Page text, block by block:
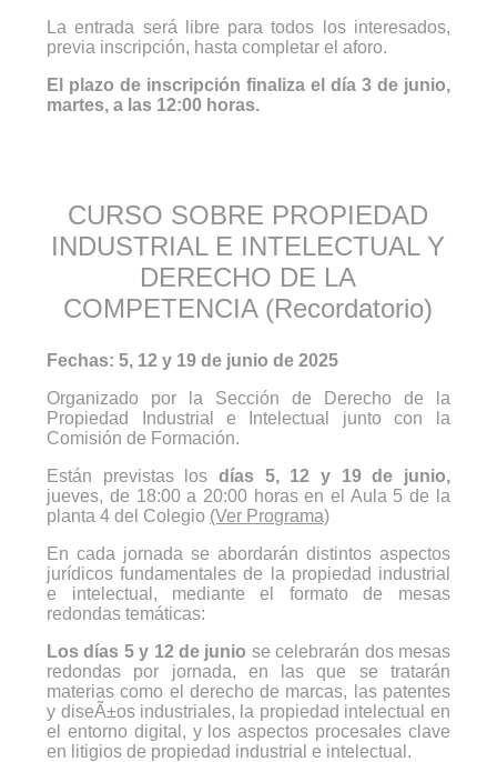
La entrada será libre para todos los interesados,
previa inscripción, hasta completar el aforo.
El plazo de inscripción finaliza el día 3 de junio,
martes, a las 12:00 horas.
CURSO SOBRE PROPIEDAD
INDUSTRIAL E INTELECTUAL Y
DERECHO DE LA
COMPETENCIA (Recordatorio)
Fechas: 5, 12 y 19 de junio de 2025
Organizado por la Sección de Derecho de la
Propiedad Industrial e Intelectual junto con la
Comisión de Formación.
Están previstas losdías 5, 12 y 19 de junio,
jueves, de 18:00 a 20:00 horas en el Aula 5 de la
planta 4 del Colegio (Ver Programa)
En cada jornada se abordarán distintos aspectos
jurídicos fundamentales de la propiedad industrial
e intelectual, mediante el formato de mesas
redondas temáticas:
Los días 5 y 12 de junio se celebrarán dos mesas
redondas por jornada, en las que se tratarán
materias como el derecho de marcas, las patentes
y diseÃ±os industriales, la propiedad intelectual en
el entorno digital, y los aspectos procesales clave
en litigios de propiedad industrial e intelectual.